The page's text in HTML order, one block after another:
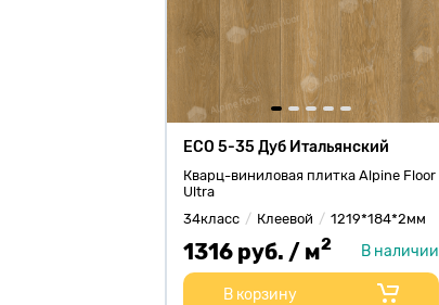
ECO 5-35 Дуб Итальянский
Кварц-виниловая плитка Alpine Floor
Ultra
34класс
Клеевой 1219*184*2мм
1316 руб. / м2 В наличии
В корзину